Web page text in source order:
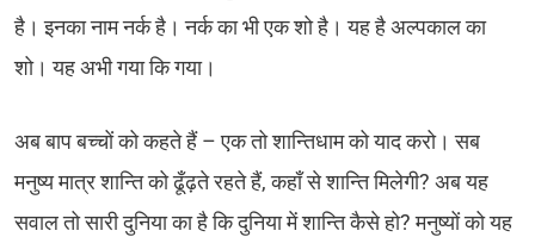
है। इनका नाम नर्क है। नर्क का भी एक शो है। यह है अल्पकाल का
शो। यह अभी गया कि गया।
अब बाप बच्चों को कहते हैं – एक तो शान्तिधाम को याद करो। सब
मनुष्य मात्र शान्ति को ढूँढ़ते रहते हैं, कहाँ से शान्ति मिलेगी? अब यह
सवाल तो सारी दुनिया का है कि दुनिया में शान्ति कैसे हो? मनुष्यों को यह